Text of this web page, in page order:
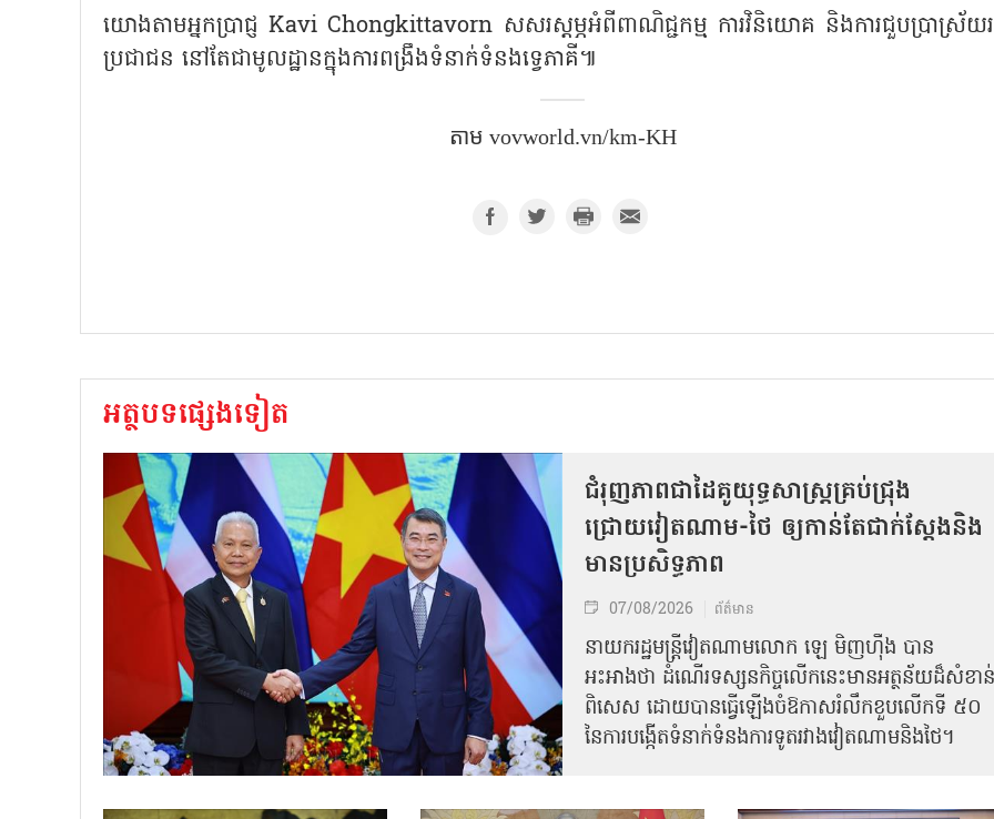
យោងតាមអ្នកប្រាជ្ញKavi Chongkittavorn សសរស្តម្ភអំពីពាណិជ្ជកម្ម ការវិនិយោគ និងការជួបប្រាស្រ័យរ
ប្រជាជន នៅតែជាមូលដ្ឋានក្នុងការពង្រឹងទំនាក់ទំនងទ្វេភាគី៕
តាម​ vovworld.vn/km-KH
អត្ថបទផ្សេងទៀត
ជំរុញភាពជាដៃគូយុទ្ធសាស្ត្រគ្រប់ជ្រុង
ជ្រោយវៀតណាម-ថៃ ឲ្យកាន់តែជាក់ស្ដែងនិង
មានប្រសិទ្ធភាព
07/08/2026 ព័ត៌មាន
នាយករដ្ឋមន្ត្រីវៀតណាមលោក ឡេ មិញហ៊ឹង បាន
អះអាងថា ដំណើរទស្សនកិច្ចលើកនេះមានអត្ថន័យដ៏សំខាន់
ពិសេស ដោយបានធ្វើឡើងចំឱកាសរំលឹកខួបលើកទី ៥០
នៃការបង្កើតទំនាក់ទំនងការទូតរវាងវៀតណាមនិងថៃ។